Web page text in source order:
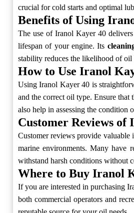
crucial for cold starts and optimal
Benefits of Using
The use of Iranol Kayer 40
lifespan of your engine. Its
stability reduces the likelihood of oil
How to Use Iranol
Using Iranol Kayer 40 is
and the correct oil type. Ensure
also help in assessing the condition
Customer Reviews of
Customer reviews provide
marine environments. Many have
withstand harsh conditions without
Where to Buy Iranol
If you are interested in purchasing
both commercial operators and